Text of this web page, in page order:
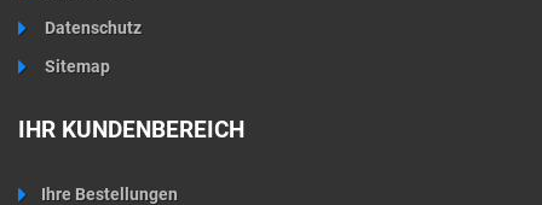
Datenschutz
Sitemap
IHR KUNDENBEREICH
Ihre Bestellungen